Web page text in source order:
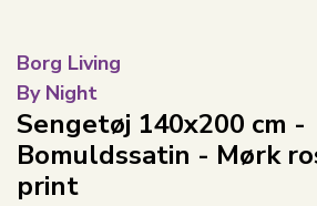
Borg Living
By Night
Sengetøj 140x200 cm -
Bomuldssatin - Mørk
print